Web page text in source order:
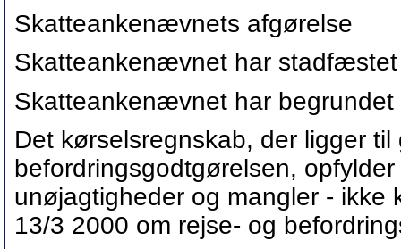
Skatteankenævnets afgørelse
Skatteankenævnet har stadfæstet
Skatteankenævnet har
Det kørselsregnskab, der ligger
befordringsgodtgørelsen,
unøjagtigheder og mangler - ikke
13/3 2000 om rejse- og